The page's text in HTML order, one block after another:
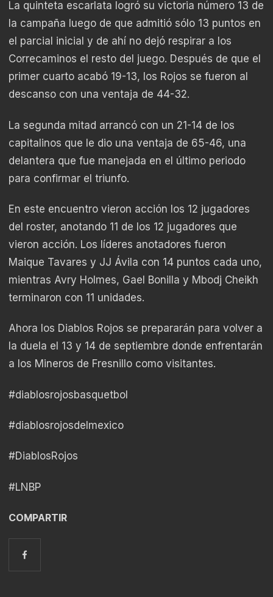
La quinteta escarlata logró su victoria número 13 de
la campaña luego de que admitió sólo 13 puntos en
el parcial inicial y de ahí no dejó respirar a los
Correcaminos el resto del juego. Después de que el
primer cuarto acabó 19-13, los Rojos se fueron al
descanso con una ventaja de 44-32.
La segunda mitad arrancó con un 21-14 de los
capitalinos que le dio una ventaja de 65-46, una
delantera que fue manejada en el último periodo
para confirmar el triunfo.
En este encuentro vieron acción los 12 jugadores
del roster, anotando 11 de los 12 jugadores que
vieron acción. Los líderes anotadores fueron
Maique Tavares y JJ Ávila con 14 puntos cada uno,
mientras Avry Holmes, Gael Bonilla y Mbodj Cheikh
terminaron con 11 unidades.
Ahora los Diablos Rojos se prepararán para volver a
la duela el 13 y 14 de septiembre donde enfrentarán
a los Mineros de Fresnillo como visitantes.
#diablosrojosbasquetbol
#diablosrojosdelmexico
#DiablosRojos
#LNBP
COMPARTIR